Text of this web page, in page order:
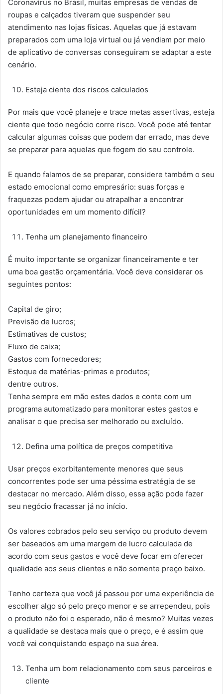
Coronavírus no Brasil, muitas empresas de vendas de
roupas e calçados tiveram que suspender seu
atendimento nas lojas físicas. Aquelas que já estavam
preparados com uma loja virtual ou já vendiam por meio
de aplicativo de conversas conseguiram se adaptar a este
cenário.
Esteja ciente dos riscos calculados
Por mais que você planeje e trace metas assertivas, esteja
ciente que todo negócio corre risco. Você pode até tentar
calcular algumas coisas que podem dar errado, mas deve
se preparar para aquelas que fogem do seu controle.
E quando falamos de se preparar, considere também o seu
estado emocional como empresário: suas forças e
fraquezas podem ajudar ou atrapalhar a encontrar
oportunidades em um momento difícil?
Tenha um planejamento financeiro
É muito importante se organizar financeiramente e ter
uma boa gestão orçamentária. Você deve considerar os
seguintes pontos:
Capital de giro;
Previsão de lucros;
Estimativas de custos;
Fluxo de caixa;
Gastos com fornecedores;
Estoque de matérias-primas e produtos;
dentre outros.
Tenha sempre em mão estes dados e conte com um
programa automatizado para monitorar estes gastos e
analisar o que precisa ser melhorado ou excluído.
Defina uma política de preços competitiva
Usar preços exorbitantemente menores que seus
concorrentes pode ser uma péssima estratégia de se
destacar no mercado. Além disso, essa ação pode fazer
seu negócio fracassar já no início.
Os valores cobrados pelo seu serviço ou produto devem
ser baseados em uma margem de lucro calculada de
acordo com seus gastos e você deve focar em oferecer
qualidade aos seus clientes e não somente preço baixo.
Tenho certeza que você já passou por uma experiência de
escolher algo só pelo preço menor e se arrependeu, pois
o produto não foi o esperado, não é mesmo? Muitas vezes
a qualidade se destaca mais que o preço, e é assim que
você vai conquistando espaço na sua área.
Tenha um bom relacionamento com seus parceiros e
cliente